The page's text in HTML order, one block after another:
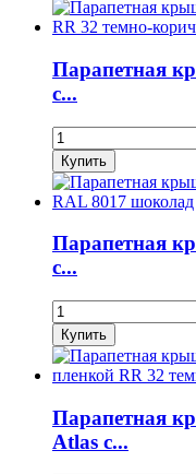
Парапетная
с...
Парапетная
с...
Парапетная
Atlas с...